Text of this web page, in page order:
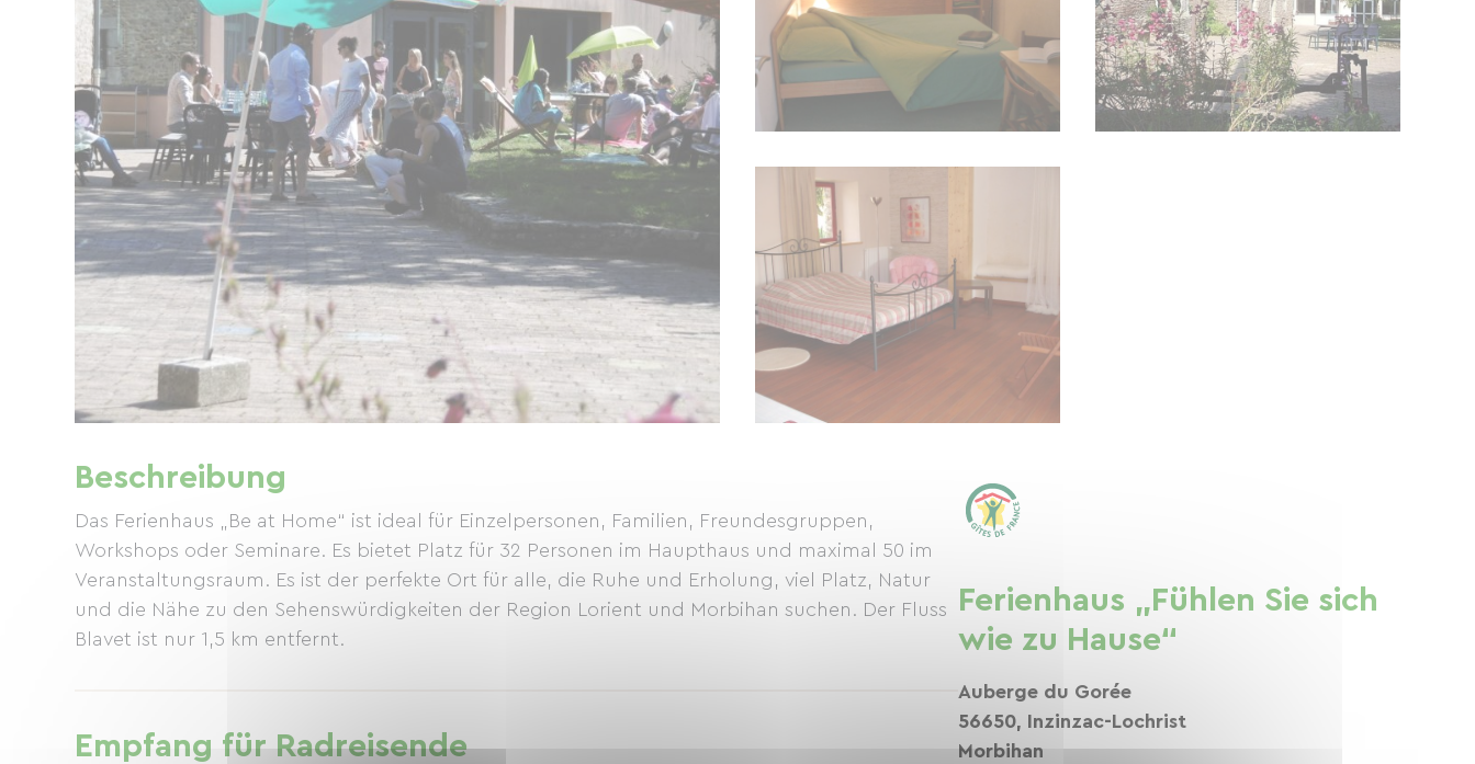
Beschreibung
Das Ferienhaus „Be at Home“ ist ideal für Einzelpersonen, Familien, Freundesgruppen,
Workshops oder Seminare. Es bietet Platz für 32 Personen im Haupthaus und maximal 50 im
Veranstaltungsraum. Es ist der perfekte Ort für alle, die Ruhe und Erholung, viel Platz, Natur
und die Nähe zu den Sehenswürdigkeiten der Region Lorient und Morbihan suchen. Der Fluss
Blavet ist nur 1,5 km entfernt.
Empfang für Radreisende
Ferienhaus „Fühlen Sie sich
wie zu Hause“
Auberge du Gorée
56650, Inzinzac-Lochrist
Morbihan